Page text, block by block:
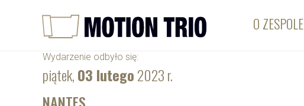
O ZESPOLE
Wydarzenie odbyło się:
piątek,03 lutego2023 r.